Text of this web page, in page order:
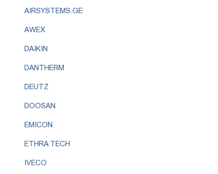
AIRSYSTEMS.GE
AWEX
DAIKIN
DANTHERM
DEUTZ
DOOSAN
EMICON
ETHRA TECH
IVECO